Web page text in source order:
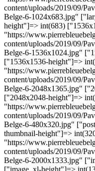
content/uploads/2019/09/
Belge-6-1024x683.jpg"
height"]=> int(683)
"https://
content/uploads/2019/09/
Belge-6-1536x1024.jpg"
["1536x1536-height"]=>
"https://
content/uploads/2019/09/
Belge-6-2048x1365.jpg"
["2048x2048-height"]=>
"https://
content/uploads/2019/09/
Belge-6-480x320.jpg"
thumbnail-height"]=>
"https://
content/uploads/2019/09/
Belge-6-2000x1333.jpg"
["image_xl-height"]=>